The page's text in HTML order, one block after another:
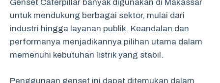
Genset Caterpillar banyak digunakan di Makassar
untuk mendukung berbagai sektor, mulai dari
industri hingga layanan publik. Keandalan dan
performanya menjadikannya pilihan utama dalam
memenuhi kebutuhan listrik yang stabil.
Penggunaan genset ini dapat ditemukan dalam